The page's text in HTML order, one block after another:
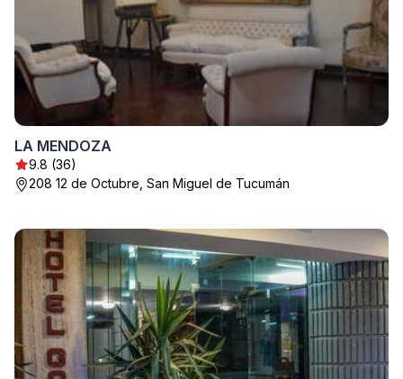
LA MENDOZA
9.8 (36)
208 12 de Octubre, San Miguel de Tucumán